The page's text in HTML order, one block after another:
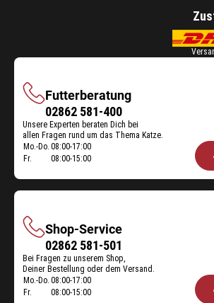
Futterberatung
Futterberatung
02862 581-400
Unsere Experten beraten Dich bei
allen Fragen rund um das Thema Katze.
Öffnungszeiten
Mo.-Do. 08:00-17:00
Fr.
08:00-15:00
Shop-Service
Shop-
Service
02862 581-501
Bei Fragen zu unserem Shop,
Deiner Bestellung oder dem Versand.
Öffnungszeiten
Mo.-Do. 08:00-17:00
Fr.
08:00-15:00